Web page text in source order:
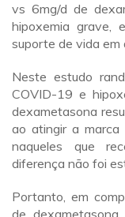
vs 6mg/d de
hipoxemia grave,
suporte de vida em
Neste estudo
COVID-19 e
dexametasona
ao atingir a
naqueles que
diferença não foi
Portanto, em
de